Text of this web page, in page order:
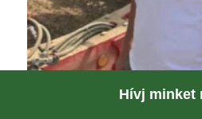
Schumicky PéterHívj minket